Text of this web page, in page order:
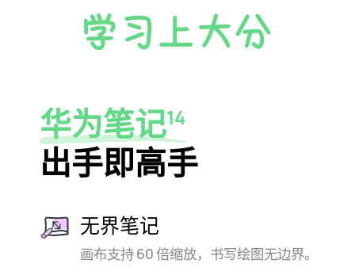
华为笔记14
出手即高手
无界笔记
画布支持 60 倍缩放， 书写绘图无边⁠界。